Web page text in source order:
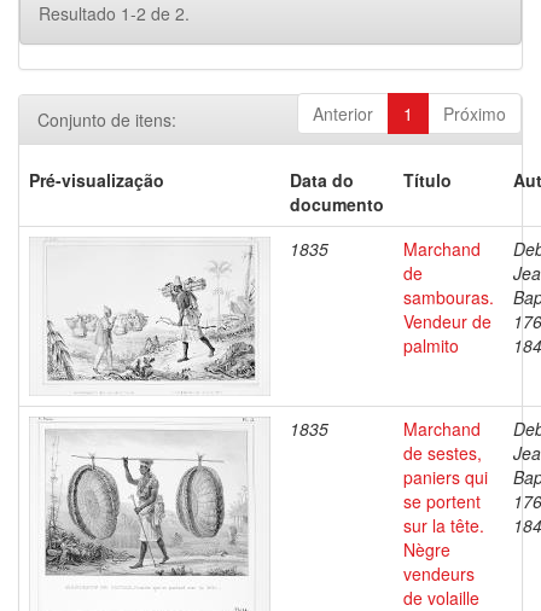
Resultado 1-2 de 2.
Anterior 1 Próximo
Conjunto de itens:
Pré-visualização
Data do
documento
Título
1835
Marchand
de
sambouras.
Vendeur de
palmito
1835
Marchand
de sestes,
paniers qui
se portent
sur la tête.
Nègre
vendeurs
de volaille